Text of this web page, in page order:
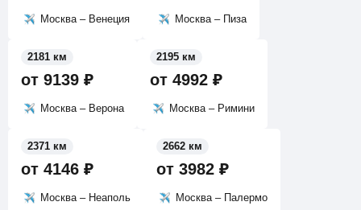
Москва – Венеция Москва – Пиза
от 9139 ₽
Москва – Верона
2181 км
от 4992 ₽
Москва – Римини
2195 км
от 4146 ₽
Москва – Неаполь
2371 км
от 3982 ₽
Москва – Палермо
2662 км